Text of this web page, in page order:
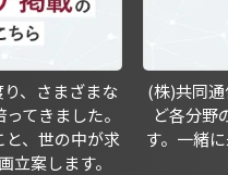
、さまざまな
てきました。
、世の中が求
立案します。
(株)共同
ど各分野
す。一緒